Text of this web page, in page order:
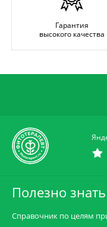
Гарантия
высокого качества
Полезно знать
Справочник по целям